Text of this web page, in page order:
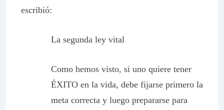
escribió:
La segunda ley vital
Como hemos visto, si uno quiere tener
ÉXITO en la vida, debe fijarse primero la
meta correcta y luego prepararse para